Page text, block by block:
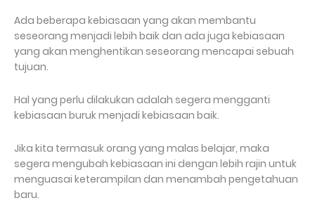
Ada beberapa kebiasaan yang akan membantu
seseorang menjadi lebih baik dan ada juga kebiasaan
yang akan menghentikan seseorang mencapai sebuah
tujuan.
Hal yang perlu dilakukan adalah segera mengganti
kebiasaan buruk menjadi kebiasaan baik.
Jika kita termasuk orang yang malas belajar, maka
segera mengubah kebiasaan ini dengan lebih rajin untuk
menguasai keterampilan dan menambah pengetahuan
baru.